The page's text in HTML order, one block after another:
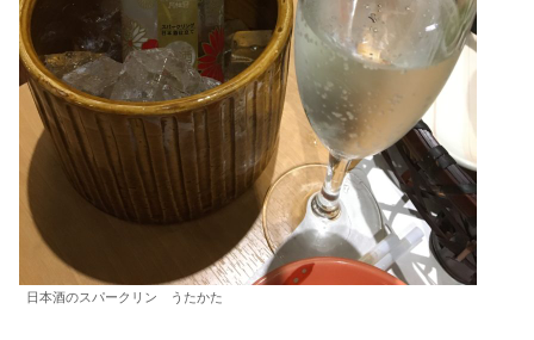
日本酒のスパークリン うたかた